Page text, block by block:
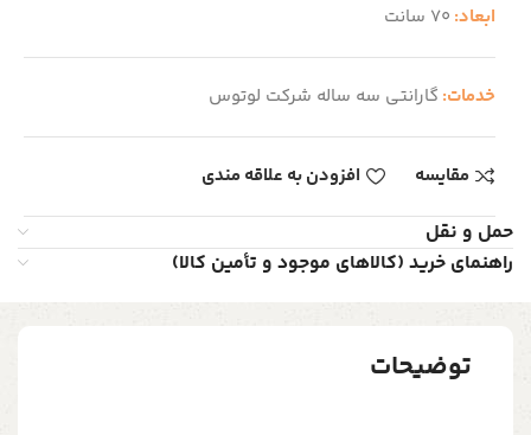
ابعاد: 70 سانت
خدمات: گارانتی سه ساله شرکت لوتوس
مقایسه افزودن به علاقه مندی
حمل و نقل
راهنمای خرید (کالاهای موجود و تأمین کالا)
توضیحات